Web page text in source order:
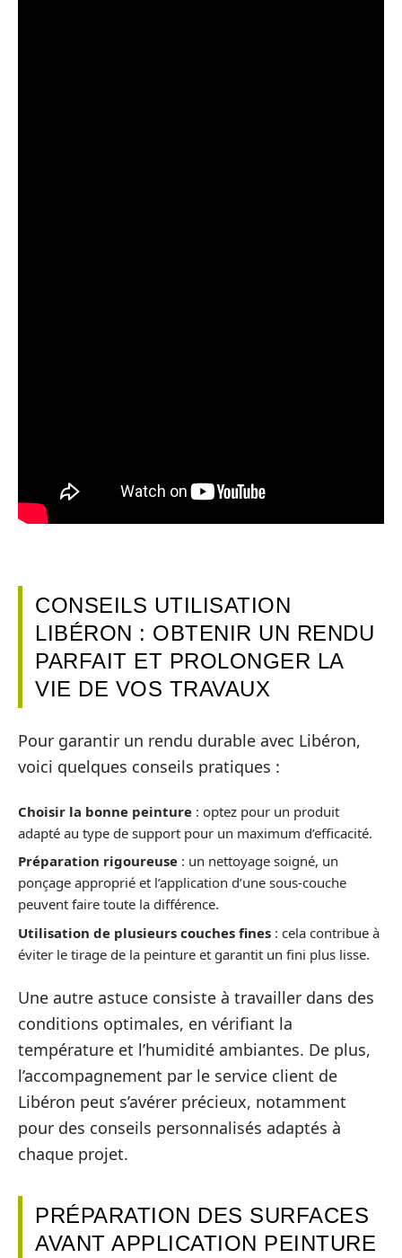
CONSEILS UTILISATION
LIBÉRON : OBTENIR UN RENDU
PARFAIT ET PROLONGER LA
VIE DE VOS TRAVAUX
Pour garantir un rendu durable avec Libéron,
voici quelques conseils pratiques :
Choisir la bonne peinture : optez pour un produit
adapté au type de support pour un maximum d’efficacité.
Préparation rigoureuse : un nettoyage soigné, un
ponçage approprié et l’application d’une sous-couche
peuvent faire toute la différence.
Utilisation de plusieurs couches fines : cela contribue à
éviter le tirage de la peinture et garantit un fini plus lisse.
Une autre astuce consiste à travailler dans des
conditions optimales, en vérifiant la
température et l’humidité ambiantes. De plus,
l’accompagnement par le service client de
Libéron peut s’avérer précieux, notamment
pour des conseils personnalisés adaptés à
chaque projet.
PRÉPARATION DES SURFACES
AVANT APPLICATION PEINTURE